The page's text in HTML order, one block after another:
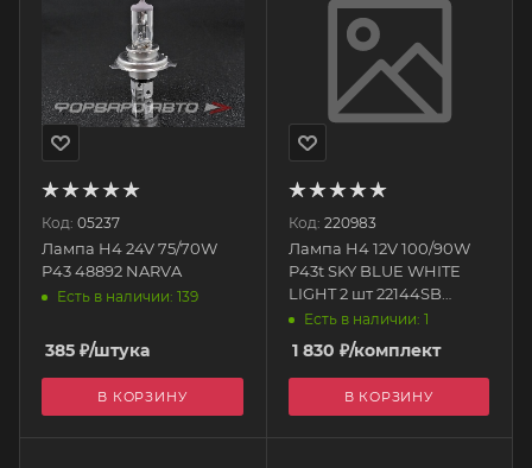
Код: 05237
Лампа H4 24V 75/70W
P43 48892 NARVA
Есть в наличии: 139
385 ₽/штука
В КОРЗИНУ
Код: 220983
Лампа H4 12V 100/90W
P43t SKY BLUE WHITE
LIGHT 2 шт 22144SB
WOLFRAM
Есть в наличии: 1
1 830 ₽/комплект
В КОРЗИНУ